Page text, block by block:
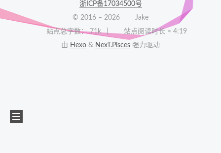
浙ICP备17034500号
© 2016 – 2026
Jake
站点总字数： 71k 站点阅读时长 ≈ 4:19
由 Hexo & NexT.Pisces 强力驱动